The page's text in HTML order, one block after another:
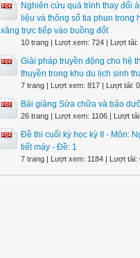
Nghiên cứu quá trình thay đổi
liệu và thông số tia phun trong
xăng trực tiếp vào buồng đốt
10 trang | Lượt xem: 724 | Lượt tải:
Giải pháp truyền động cho hệ
thuyền trong khu du lịch sinh
7 trang | Lượt xem: 817 | Lượt tải: 0
Bài giảng Sửa chữa và bảo
26 trang | Lượt xem: 1106 | Lượt
Đề thi cuối kỳ học kỳ II - Môn:
tiết máy - Đề: 1
7 trang | Lượt xem: 1184 | Lượt tải: